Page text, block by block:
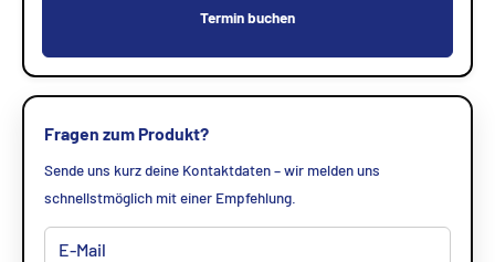
Termin buchen
Fragen zum Produkt?
Sende uns kurz deine Kontaktdaten – wir melden uns
schnellstmöglich mit einer Empfehlung.